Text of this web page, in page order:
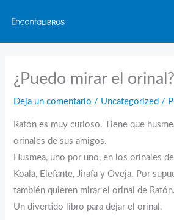
contenido
¿Puedo mirar el orinal?
Deja un comentario / Uncategorized /
Ratón es muy curioso. Tiene que
orinales de sus amigos.
Husmea, uno por uno, en los orinales
Koala, Elefante, Jirafa y Oveja. Por
también quieren mirar el orinal de Ratón.
Un divertido libro para dejar el orinal.